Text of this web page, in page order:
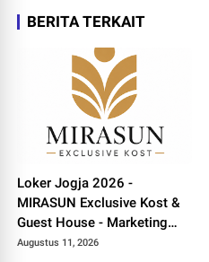
BERITA TERKAIT
Loker Jogja 2026 -
MIRASUN Exclusive Kost &
Guest House - Marketing
Manager dan Operasional
Augustus 11, 2026